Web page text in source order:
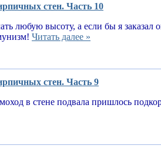
стен. Часть 10
любую высоту, а если бы я
Читать далее »
стен. Часть 9
в стене подвала пришлось